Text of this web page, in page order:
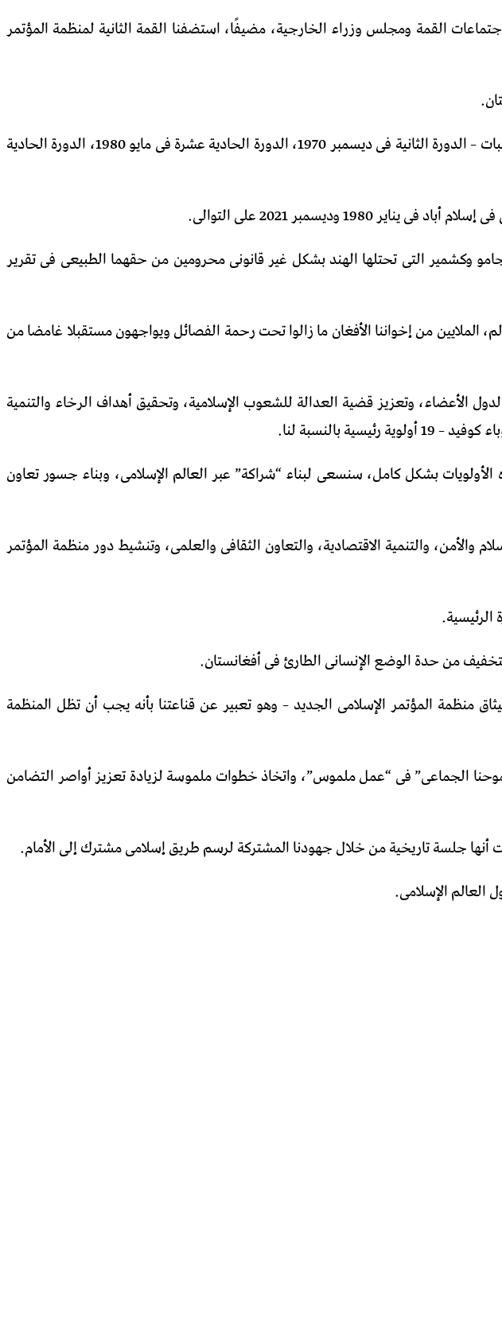
القمة ومجلس وزراء الخارجية، مضيفًا، استضفنا القمة الثانية لمنظمة المؤتمر
استضافت باكستان أيضًا، اجتماعات مجلس وزراء الخارجية فى منظمة المؤتمر الإسلامى فى أربع مناسبات – الدورة الثانية فى ديسمبر 1970، الدورة الحادية عشرة فى مايو 1980، الدورة الحادية
وديسمبر 2021 على التوالى.
وكشمير التى تحتلها الهند بشكل غير قانونى محرومين من حقهما الطبيعى فى تقرير
الملايين من إخواننا الأفغان ما زالوا تحت رحمة الفصائل ويواجهون مستقبلا غامضا من
الأعضاء، وتعزيز قضية العدالة للشعوب الإسلامية، وتحقيق أهداف الرخاء والتنمية
بالنسبة لنا.
بشكل كامل، سنسعى لبناء “شراكة” عبر العالم الإسلامى، وبناء جسور تعاون
والتنمية الاقتصادية، والتعاون الثقافى والعلمى، وتنشيط دور منظمة المؤتمر
من حدة الوضع الإنسانى الطارئ فى أفغانستان.
2008، قادت باكستان المفاوضات بشأن ميثاق منظمة المؤتمر الإسلامى الجديد – وهو تعبير عن قناعتنا بأنه يجب أن تظل المنظمة
الجماعى” فى “عمل ملموس”، واتخاذ خطوات ملموسة لزيادة تعزيز أواصر التضامن
أنها جلسة تاريخية من خلال جهودنا المشتركة لرسم طريق إسلامى مشترك إلى الأمام.
العالم الإسلامى.